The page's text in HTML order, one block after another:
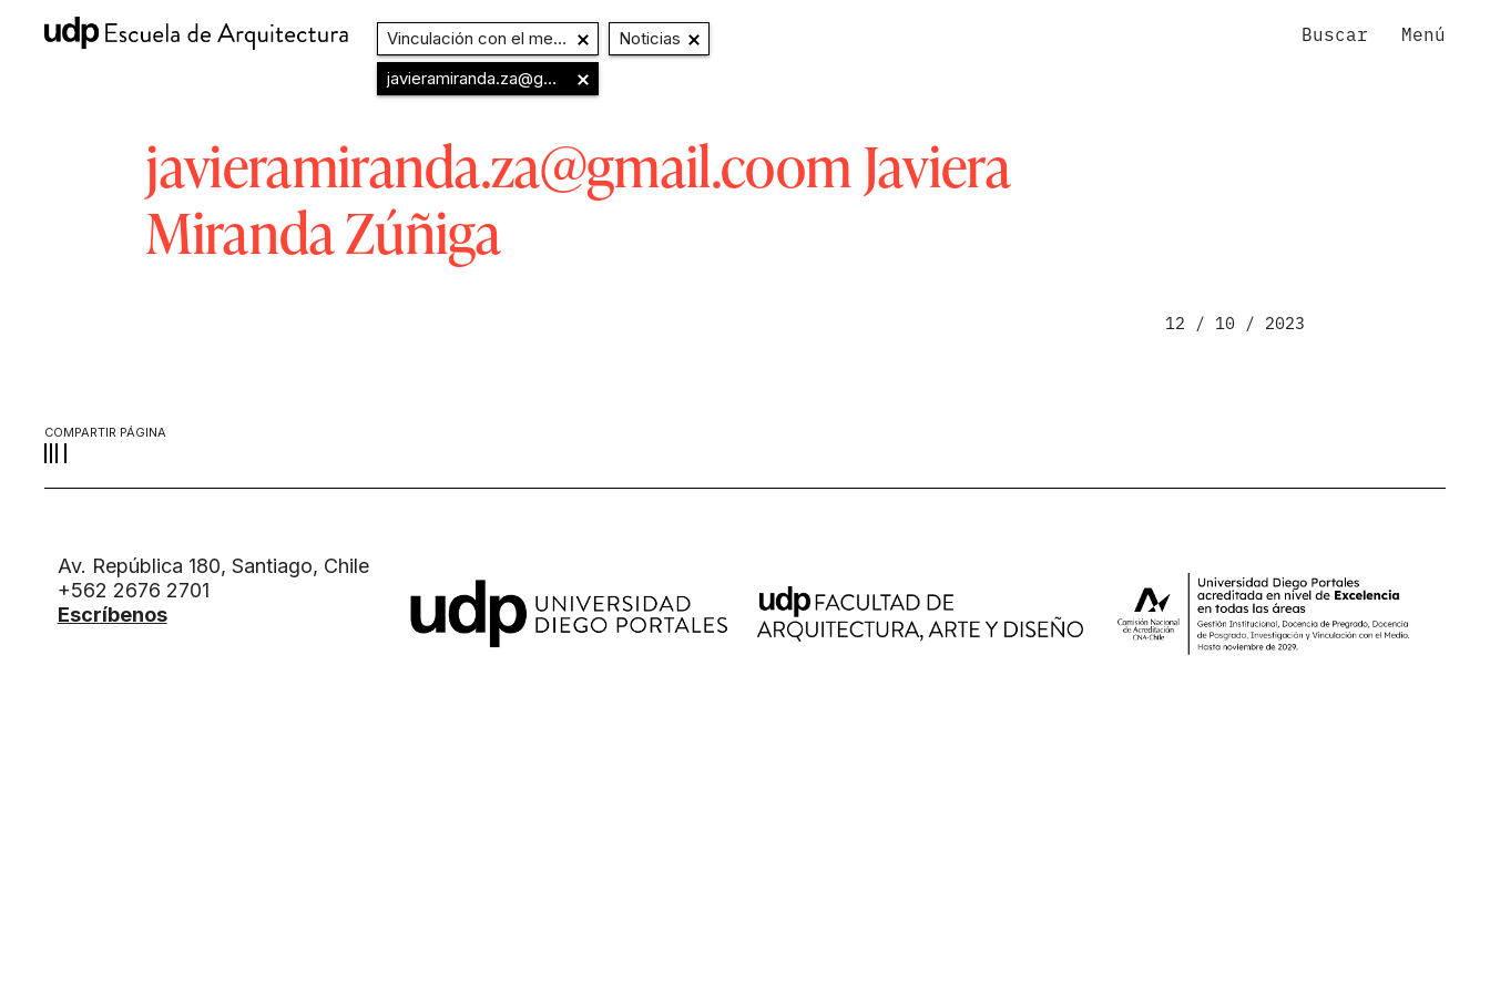
Buscar Menú
Vinculación con el medio y Extensión
Noticias
javieramiranda.za@gmail.coom
javieramiranda.za@gmail.coomJaviera
Miranda Zúñiga
12 / 10 / 2023
COMPARTIR PÁGINA
Av. República 180, Santiago, Chile
+562 2676 2701
Escríbenos